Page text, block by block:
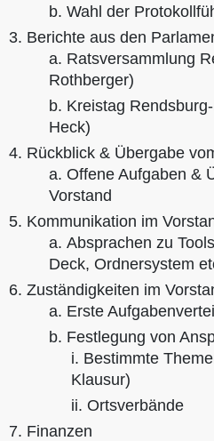
Wahl der
Berichte aus den
Ratsversammlung
Rothberger)
Kreistag
Heck)
Rückblick & Übergabe
Offene Aufgaben &
Vorstand
Kommunikation im
Absprachen zu
Deck, Ordnersystem
Zuständigkeiten im
Erste
Festlegung von
Bestimmte
Klausur)
Ortsverbände
Finanzen